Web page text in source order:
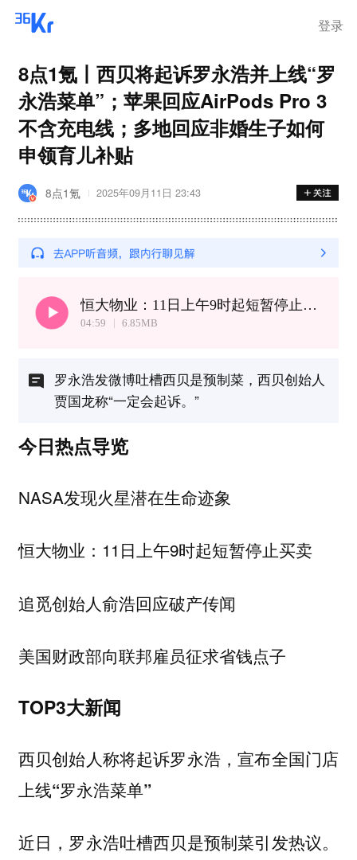
登录
8点1氪丨西贝将起诉罗永浩并上线“罗
永浩菜单”；苹果回应AirPods Pro 3
不含充电线；多地回应非婚生子如何
申领育儿补贴
8点1氪 2025年09月11日 23:43
恒大物业：11日上午9时起短暂停止买卖丨NASA发现火星潜在生命迹象
04:59 6.85MB
罗永浩发微博吐槽西贝是预制菜，西贝创始人
贾国龙称“一定会起诉。”
今日热点导览
NASA发现火星潜在生命迹象
恒大物业：11日上午9时起短暂停止买卖
追觅创始人俞浩回应破产传闻
美国财政部向联邦雇员征求省钱点子
TOP3大新闻
西贝创始人称将起诉罗永浩，宣布全国门店
上线“罗永浩菜单”
近日，罗永浩吐槽西贝是预制菜引发热议。